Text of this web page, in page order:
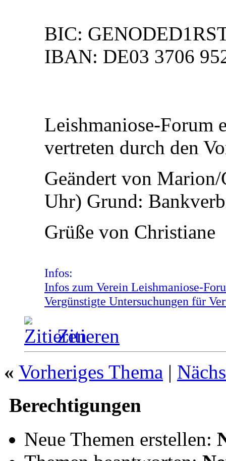
BIC:
IBAN: DE03 3706
Leishmaniose-Forum
vertreten durch den
Geändert von
Uhr) Grund:
Grüße von Christiane
Infos:
Infos zum Verein Leishmaniose-
Vergünstigte Untersuchungen für
Zitieren
« Vorheriges Thema |
Berechtigungen
Neue Themen erstellen: